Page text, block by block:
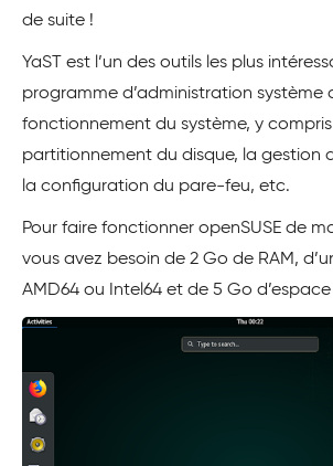
de suite !
YaST est l’un des outils les plus
programme d’administration système
fonctionnement du système, y
partitionnement du disque, la gestion
la configuration du pare-feu, etc.
Pour faire fonctionner openSUSE de
vous avez besoin de 2 Go de RAM,
AMD64 ou Intel64 et de 5 Go